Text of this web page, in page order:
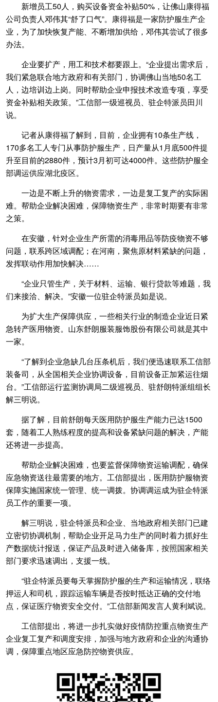
新增员工50人，购买设备资金补贴50%，让佛山康得福
公司负责人邓伟其“舒了口气”。康得福是一家防护服生产企
业，为了加快恢复产能、不断增加供给，邓伟其尝试了很多
办法。
企业要扩产，用工和技术都要跟上。“企业提出需求后，
我们紧急联合地方政府和有关部门，协调佛山当地50名工
人，边培训边上岗。同时帮助企业申报技术改造专项，享受
资金补贴相关政策。”工信部一级巡视员、驻企特派员田川
说。
记者从康得福了解到，目前，企业拥有10条生产线，
170多名工人专门从事防护服生产，日产量从1月底500件提
升至目前的2880件，预计3月初可达4000件。这些防护服全
部调运供应湖北疫区。
一边是不断上升的物资需求，一边是复工复产的实际困
难。帮助企业解决困难，保障物资生产，非常时期要有非常
之策。
在安徽，针对企业生产所需的消毒用品等防疫物资不够
问题，联系跨区域调配；在河南，聚焦原材料紧缺的问题，
发挥联动作用加快解决……
“企业只管生产，关于材料、运输、银行贷款等难题，我
们来接洽、解决。”安徽一位驻企特派员如是说。
为扩大生产保障供应，一些相关行业的制造企业近日紧
急转产医用物资。山东舒朗服装服饰股份有限公司就是其中
一家。
“了解到企业急缺几台压条机后，我们便迅速联系工信部
装备司，从全国相关企业协调设备，目前设备正加紧运往烟
台。”工信部运行监测协调局二级巡视员、驻舒朗特派组组长
解三明说。
据了解，目前舒朗每天医用防护服生产能力已达1500
套，随着工人熟练程度的提高和设备紧缺问题的解决，产能
还将进一步提高。
帮助企业解决困难，也要监督保障物资运输调配，确保
应急物资送往最需要的地方。工信部提出，医用防护服物资
保障实施国家统一管理、统一调拨。协调调运成为驻企特派
员工作的重要一项。
解三明说，驻企特派员和企业、当地政府相关部门已建
立密切协调机制，帮助企业开足马力生产的同时着力抓好生
产数据统计报送，保证产品及时进入储备库，按照国家相关
部门要求迅速调出，支援一线。
“驻企特派员要每天掌握防护服的生产和运输情况，联络
押运人和司机，跟踪运输车辆是否按时抵达正确的交付地
点，保证医疗物资安全交付。”工信部新闻发言人黄利斌说。
工信部提出，将进一步扎实做好疫情防控重点物资生产
企业复工复产和调度安排，加强与地方政府和企业的沟通协
调，保障重点地区应急防控物资供应。